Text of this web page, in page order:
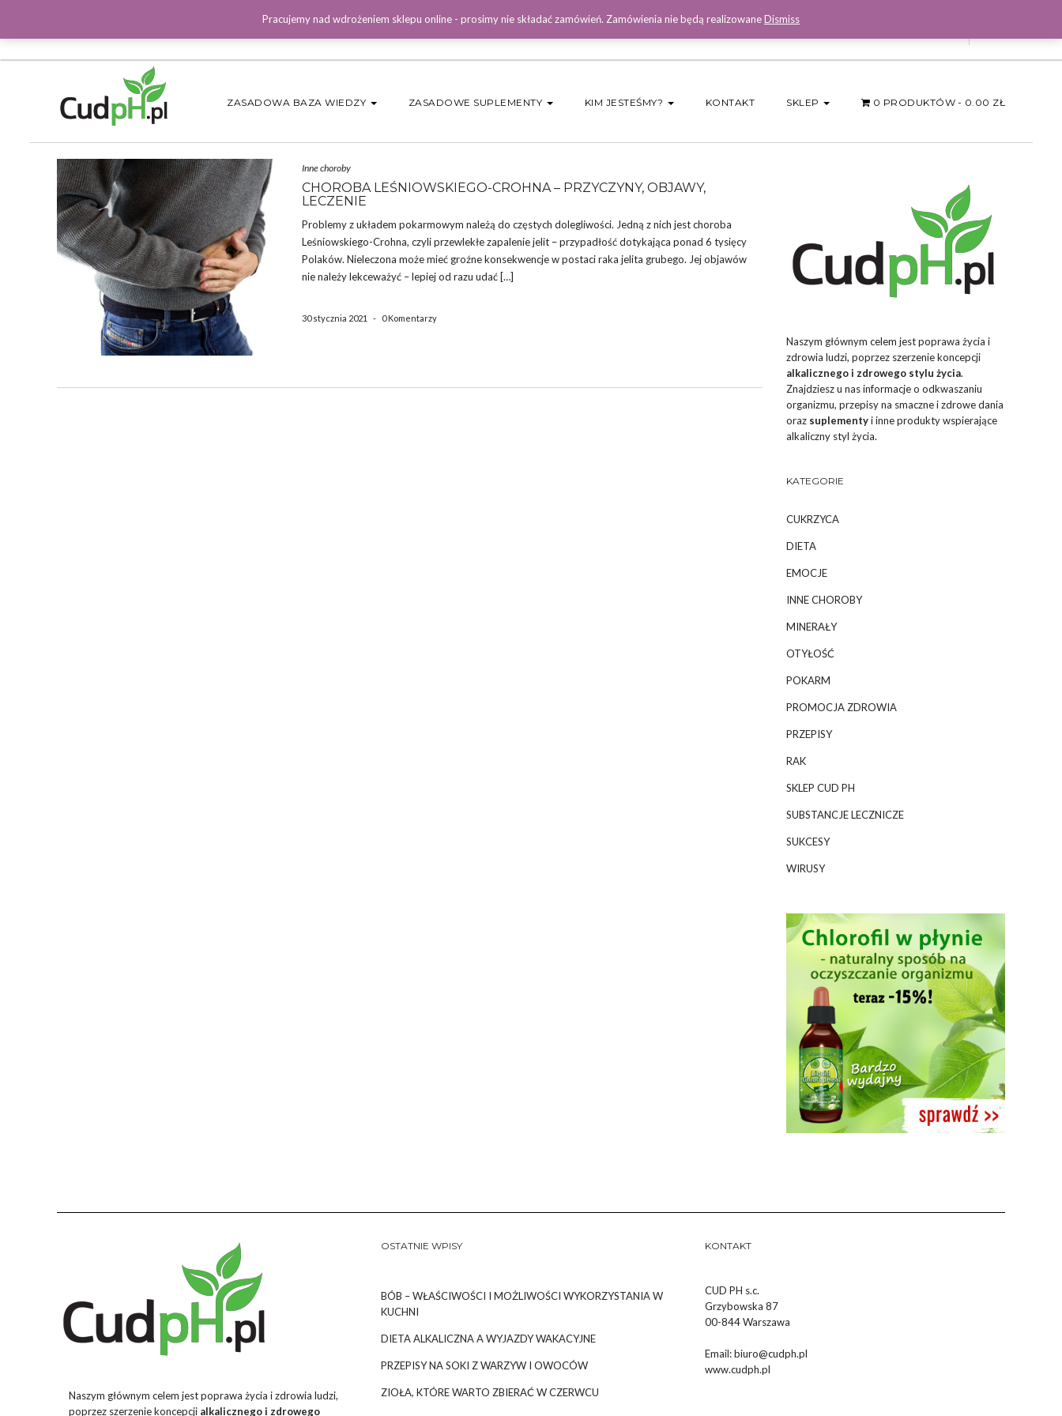
ZASADOWA BAZA WIEDZY ZASADOWE SUPLEMENTY KIM JESTEŚMY? KONTAKT SKLEP 0 PRODUKTÓW 0.00 ZŁ
Inne choroby
CHOROBA LEŚNIOWSKIEGO-CROHNA – PRZYCZYNY, OBJAWY,
LECZENIE
Problemy z układem pokarmowym należą do częstych dolegliwości. Jedną z nich jest choroba
Leśniowskiego-Crohna, czyli przewlekłe zapalenie jelit – przypadłość dotykająca ponad 6 tysięcy
Polaków. Nieleczona może mieć groźne konsekwencje w postaci raka jelita grubego. Jej objawów
nie należy lekceważyć – lepiej od razu udać […]
30 stycznia 2021 - 0 Komentarzy
Naszym głównym celem jest poprawa życia i
zdrowia ludzi, poprzez szerzenie koncepcji
alkalicznego i zdrowego stylu życia.
Znajdziesz u nas informacje o odkwaszaniu
organizmu, przepisy na smaczne i zdrowe dania
oraz suplementyi inne produkty wspierające
alkaliczny styl życia.
KATEGORIE
CUKRZYCA
DIETA
EMOCJE
INNE CHOROBY
MINERAŁY
OTYŁOŚĆ
POKARM
PROMOCJA ZDROWIA
PRZEPISY
RAK
SKLEP CUD PH
SUBSTANCJE LECZNICZE
SUKCESY
WIRUSY
Naszym głównym celem jest poprawa życia i zdrowia ludzi,
poprzez szerzenie koncepcji alkalicznego i zdrowego
OSTATNIE WPISY
BÓB – WŁAŚCIWOŚCI I MOŻLIWOŚCI WYKORZYSTANIA W
KUCHNI
DIETA ALKALICZNA A WYJAZDY WAKACYJNE
PRZEPISY NA SOKI Z WARZYW I OWOCÓW
ZIOŁA, KTÓRE WARTO ZBIERAĆ W CZERWCU
KONTAKT
CUD PH s.c.
Grzybowska 87
00-844 Warszawa
Email:biuro@cudph.pl
www.cudph.pl
Pracujemy nad wdrożeniem sklepu online - prosimy nie składać zamówień. Zamówienia nie będą realizowaneDismiss